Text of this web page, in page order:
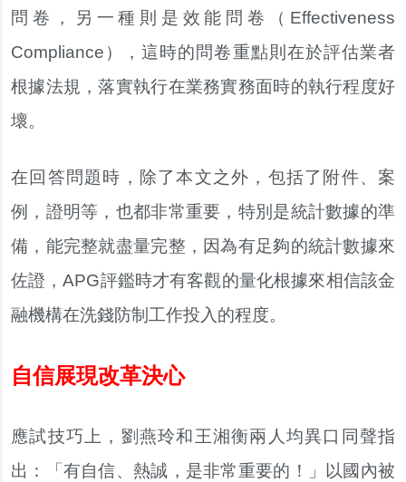
問卷，另一種則是效能問卷（Effectiveness
Compliance），這時的問卷重點則在於評估業者
根據法規，落實執行在業務實務面時的執行程度好
壞。
在回答問題時，除了本文之外，包括了附件、案
例，證明等，也都非常重要，特別是統計數據的準
備，能完整就盡量完整，因為有足夠的統計數據來
佐證，APG評鑑時才有客觀的量化根據來相信該金
融機構在洗錢防制工作投入的程度。
自信展現改革決心
應試技巧上，劉燕玲和王湘衡兩人均異口同聲指
出：「有自信、熱誠，是非常重要的！」以國內被